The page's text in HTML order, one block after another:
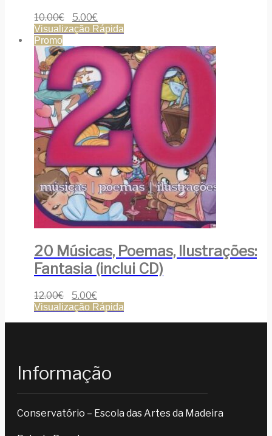
10.00€ 5.00€
Visualização Rápida
Promo
20 Músicas, Poemas, Ilustrações:
Fantasia (inclui CD)
12.00€ 5.00€
Visualização Rápida
Informação
Conservatório – Escola das Artes da Madeira